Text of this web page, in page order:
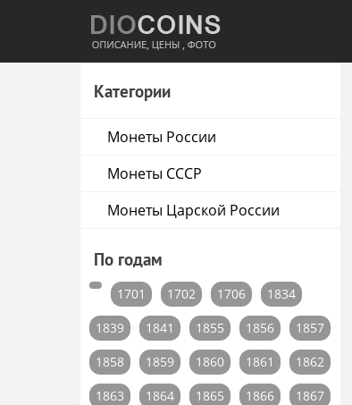
Категории
Монеты России
Монеты СССР
Монеты Царской России
По годам
1701 1702 1706
1834
1839
1841 1855 1856
1857
1858
1859 1860 1861
1862
1863
1864 1865 1866
1867